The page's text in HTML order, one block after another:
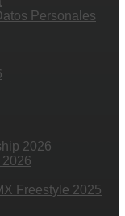
Personales
2026
Freestyle 2025